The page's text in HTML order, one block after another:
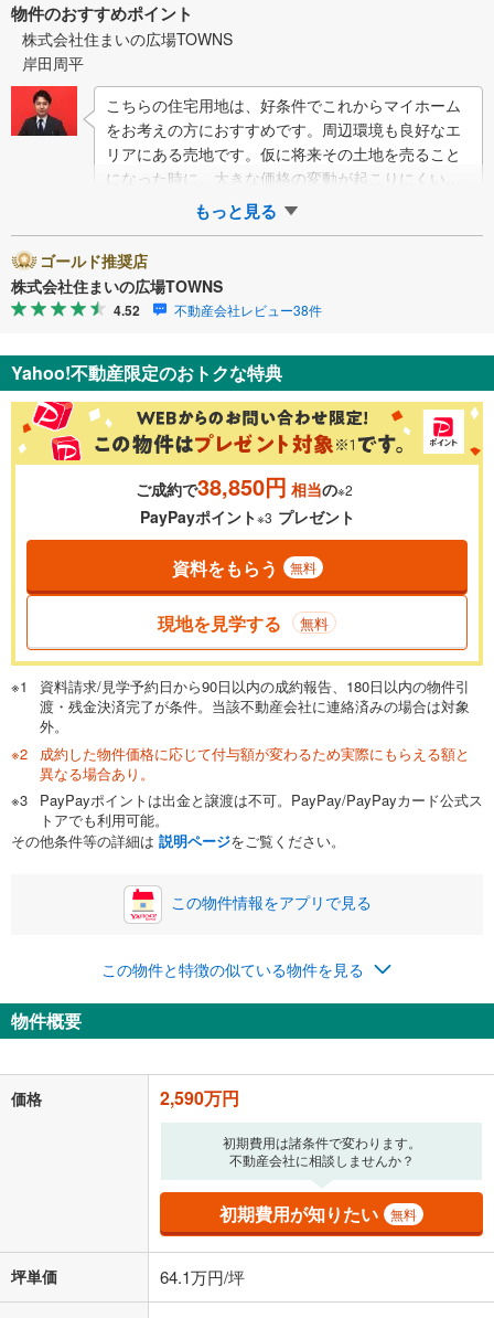
物件のおすすめポイント
株式会社住まいの広場TOWNS
岸田周平
こちらの住宅用地は、好条件でこれからマイホーム
をお考えの方におすすめです。周辺環境も良好なエ
リアにある売地です。仮に将来その土地を売ること
になった時に、大きな価格の変動が起こりにくいの
も第一種低層住居専用地域のメリットです。土地
もっと見る
ゴールド推奨店
株式会社住まいの広場TOWNS
4.52 不動産会社レビュー38件
Yahoo!不動産限定のおトクな特典
ご成約で38,850円 相当の※2
PayPayポイント※3 プレゼント
資料をもらう 無料
現地を見学する 無料
資料請求/見学予約日から90日以内の成約報告、180日以内の物件引
渡・残金決済完了が条件。当該不動産会社に連絡済みの場合は対象
外。
成約した物件価格に応じて付与額が変わるため実際にもらえる額と
異なる場合あり。
PayPayポイントは出金と譲渡は不可。PayPay/PayPayカード公式ス
トアでも利用可能。
その他条件等の詳細は 説明ページをご覧ください。
この物件情報をアプリで見る
この物件と特徴の似ている物件を見る
物件概要
価格 2,590万円
初期費用は諸条件で変わります。
不動産会社に相談しませんか？
初期費用が知りたい 無料
坪単価 64.1万円/坪